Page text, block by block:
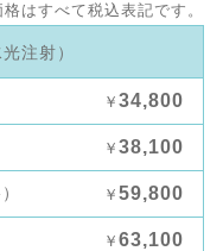
はすべて税込表記です。
注射）
￥ 34,800
￥ 38,100
￥ 59,800
￥ 63,100